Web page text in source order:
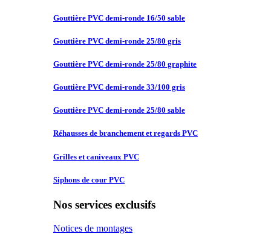
Gouttière PVC demi-ronde 16/50 sable
Gouttière PVC demi-ronde 25/80 gris
Gouttière PVC demi-ronde 25/80 graphite
Gouttière PVC demi-ronde 33/100 gris
Gouttière PVC demi-ronde 25/80 sable
Réhausses de branchement et regards PVC
Grilles et caniveaux PVC
Siphons de cour PVC
Nos services exclusifs
Notices de montages